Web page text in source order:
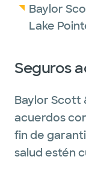
Baylor
Lake
Seguros
Baylor Scott
acuerdos
fin de
salud estén